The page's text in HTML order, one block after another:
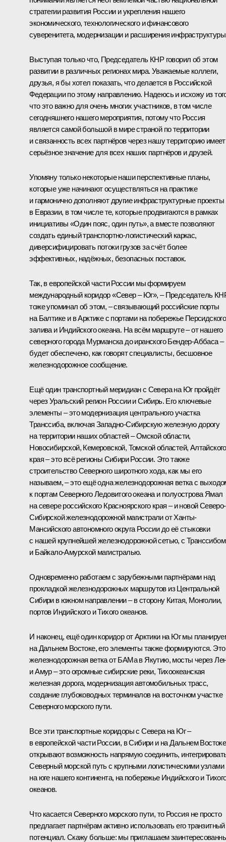
стратегии развития России и укрепления нашего
экономического, технологического и финансового
суверенитета, модернизации и расширения
Выступая только что, Председатель КНР говорил об этом
развитии в различных регионах мира. Уважаемые коллеги,
друзья, я бы хотел показать, что делается в Российской
Федерации по этому направлению. Надеюсь и исхожу из
что это важно для очень многих участников, в том числе
сегодняшнего нашего мероприятия, потому что Россия
является самой большой в мире страной по территории
и связанность всех партнёров через нашу территорию имеет
серьёзное значение для всех наших партнёров и друзей.
Упомяну только некоторые наши перспективные планы,
которые уже начинают осуществляться на практике
и гармонично дополняют другие инфраструктурные проекты
в Евразии, в том числе те, которые продвигаются в рамках
инициативы «Один пояс, один путь», а вместе позволяют
создать единый транспортно-логистический каркас,
диверсифицировать потоки грузов за счёт более
эффективных, надёжных, безопасных поставок.
Так, в европейской части России мы формируем
международный коридор «Север – Юг», – Председатель
тоже упоминал об этом, – связывающий российские порты
на Балтике и в Арктике с портами на побережье Персидского
залива и Индийского океана. На всём маршруте – от нашего
северного города Мурманска до иранского Бендер-Аббаса –
будет обеспечено, как говорят специалисты, бесшовное
железнодорожное сообщение.
Ещё один транспортный меридиан с Севера на Юг пройдёт
через Уральский регион России и Сибирь. Его ключевые
элементы – это модернизация центрального участка
Транссиба, включая Западно-Сибирскую железную дорогу
на территории наших областей – Омской области,
Новосибирской, Кемеровской, Томской областей, Алтайского
края – это всё регионы Сибири России. Это также
строительство Северного широтного хода, как мы его
называем, – это ещё одна железнодорожная ветка с
к портам Северного Ледовитого океана и полуострова Ямал
на севере российского Красноярского края – и новой Северо-
Сибирской железнодорожной магистрали от Ханты-
Мансийского автономного округа России до её стыковки
с нашей крупнейшей железнодорожной сетью, с Транссибом
и Байкало-Амурской магистралью.
Одновременно работаем с зарубежными партнёрами над
прокладкой железнодорожных маршрутов из Центральной
Сибири в южном направлении – в сторону Китая, Монголии,
портов Индийского и Тихого океанов.
И наконец, ещё один коридор от Арктики на Юг мы
на Дальнем Востоке, его элементы также формируются. Это
железнодорожная ветка от БАМа в Якутию, мосты через
и Амур – это огромные сибирские реки, Тихоокеанская
железная дорога, модернизация автомобильных трасс,
создание глубоководных терминалов на восточном участке
Северного морского пути.
Все эти транспортные коридоры с Севера на Юг –
в европейской части России, в Сибири и на Дальнем
открывают возможность напрямую соединить,
Северный морской путь с крупными логистическими узлами
на юге нашего континента, на побережье Индийского и
океанов.
Что касается Северного морского пути, то Россия не просто
предлагает партнёрам активно использовать его транзитный
потенциал. Скажу больше: мы приглашаем